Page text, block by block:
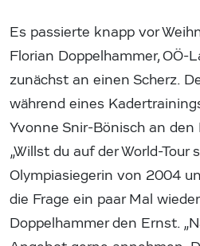
Es passierte knapp vor
Florian Doppelhammer, OÖ-
zunächst an einen Scherz.
während eines
Yvonne Snir-Bönisch an
„Willst du auf der World-Tour
Olympiasiegerin von 2004
die Frage ein paar Mal
Doppelhammer den Ernst.